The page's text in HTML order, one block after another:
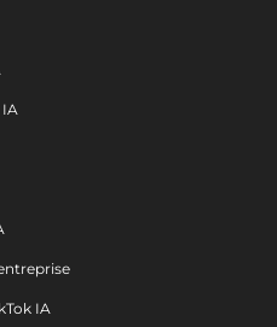
IA